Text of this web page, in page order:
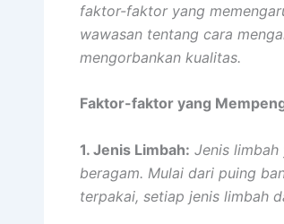
faktor-faktor yang
wawasan tentang cara
mengorbankan kualitas.
Faktor-faktor yang
1. Jenis Limbah: Jenis
beragam. Mulai dari puing
terpakai, setiap jenis limbah